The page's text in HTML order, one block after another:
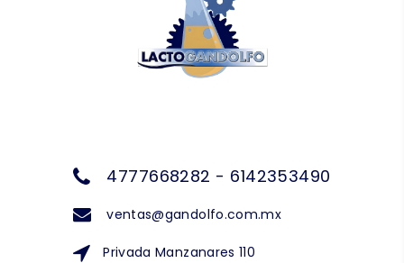
4777668282 - 6142353490
ventas@gandolfo.com.mx
Privada Manzanares 110